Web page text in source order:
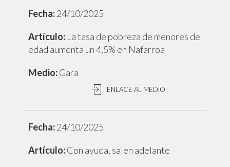
24/10/2025
La tasa de pobreza de menores de
edad aumenta un 4,5% en Nafarroa
Gara
ENLACE AL MEDIO
24/10/2025
Con ayuda, salen adelante